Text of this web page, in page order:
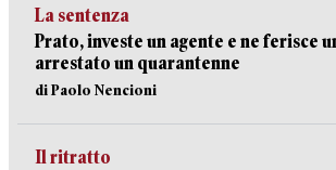
La sentenza
Prato, investe un agente e ne ferisce
arrestato un quarantenne
di Paolo Nencioni
Il ritratto